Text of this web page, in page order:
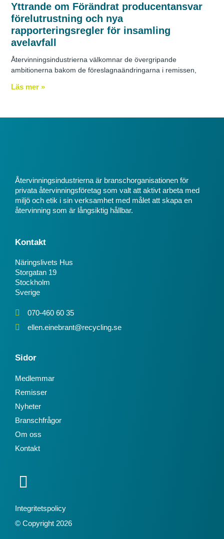
Yttrande om Förändrat producentansvar
förelutrustning och nya
rapporteringsregler för insamling
avelavfall
Återvinningsindustrierna välkomnar de övergripande
ambitionerna bakom de föreslagnaändringarna i remissen,
Läs mer »
Återvinningsindustrierna är branschorganisationen för
privata återvinningsföretag som valt att aktivt arbeta med
miljö och etik i sin verksamhet med målet att skapa en
återvinning som är långsiktig hållbar.
Kontakt
Näringslivets Hus
Storgatan 19
Stockholm
Sverige
070-460 60 35
ellen.einebrant@recycling.se
Sidor
Medlemmar
Remisser
Nyheter
Branschfrågor
Om oss
Kontakt
Integritetspolicy
© Copyright 2026